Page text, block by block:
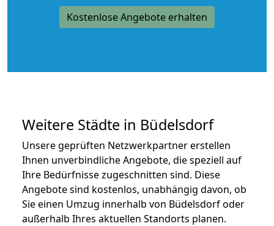
Kostenlose Angebote erhalten
Weitere Städte in Büdelsdorf
Unsere geprüften Netzwerkpartner erstellen
Ihnen unverbindliche Angebote, die speziell auf
Ihre Bedürfnisse zugeschnitten sind. Diese
Angebote sind kostenlos, unabhängig davon, ob
Sie einen Umzug innerhalb von Büdelsdorf oder
außerhalb Ihres aktuellen Standorts planen.